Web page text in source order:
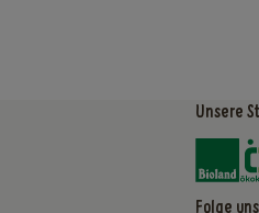
Unsere
Folge